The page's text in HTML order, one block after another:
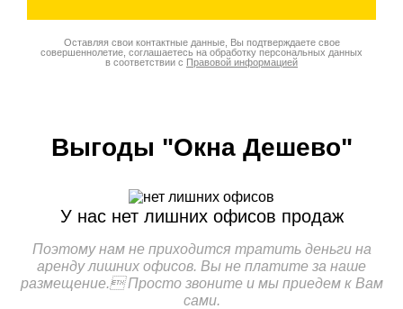
Оставляя свои контактные данные, Вы подтверждаете свое
совершеннолетие, соглашаетесь на обработку персональных данных
в соответствии с Правовой информацией
Выгоды "Окна Дешево"
У нас нет лишних офисов продаж
Поэтому нам не приходится тратить деньги на
аренду лишних офисов. Вы не платите за наше
размещение. Просто звоните и мы приедем к Вам
сами.